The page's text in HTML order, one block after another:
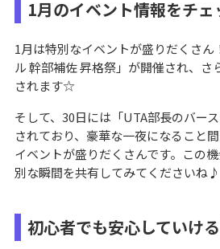
1月のイベント情報をチ
1月は特別なイベントが盛りだくさん
ル 幹部補佐 昇格祭」が開催され、さ
されます☆
そして、30日には「UTA部長のバー
されており、豪華な一夜になること
イベントが盛りだくさんです。この
別な瞬間を共有してみてくださいね♪
初心者でも安心していけ